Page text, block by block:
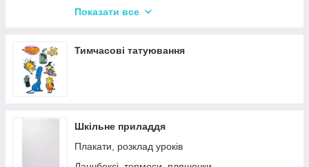
Повітряні кульки
Фоторамки і фотоальбоми
Показати все
Тимчасові татуювання
Шкільне приладдя
Плакати, розклад уроків